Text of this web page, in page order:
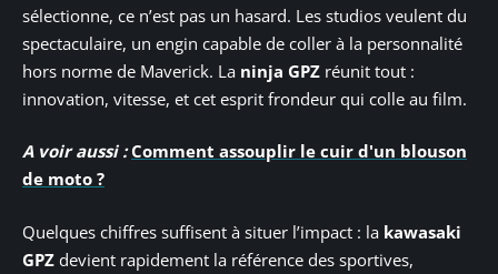
sélectionne, ce n’est pas un hasard. Les studios veulent du
spectaculaire, un engin capable de coller à la personnalité
hors norme de Maverick. La ninja GPZ réunit tout :
innovation, vitesse, et cet esprit frondeur qui colle au film.
A voir aussi : Comment assouplir le cuir d'un blouson
de moto ?
Quelques chiffres suffisent à situer l’impact : la kawasaki
GPZ devient rapidement la référence des sportives,